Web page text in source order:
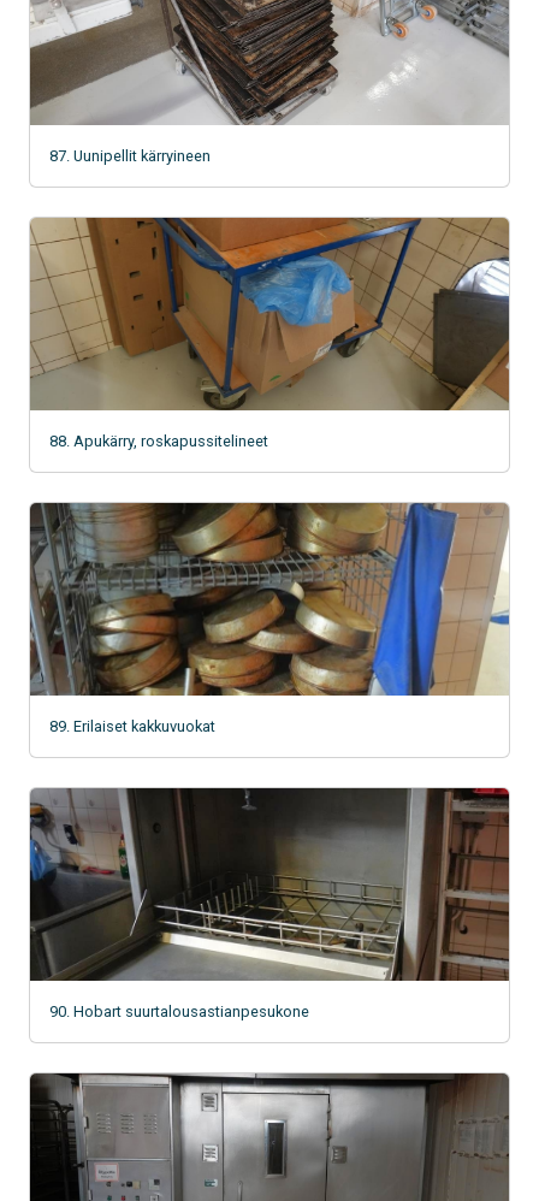
87. Uunipellit kärryineen
88. Apukärry, roskapussitelineet
89. Erilaiset kakkuvuokat
90. Hobart suurtalousastianpesukone